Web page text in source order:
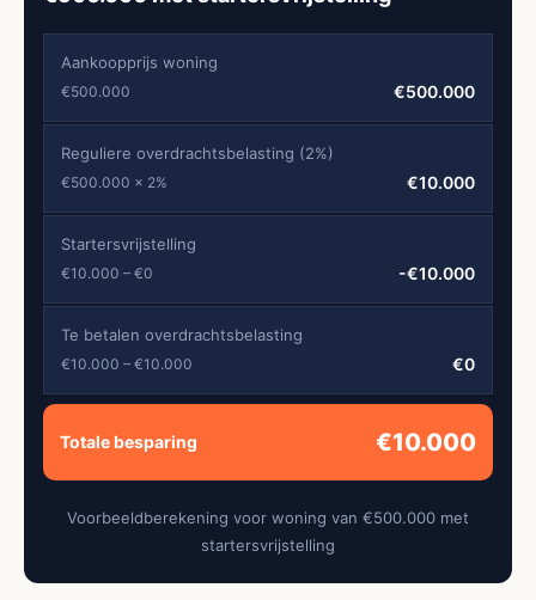
Aankoopprijs woning
€500.000 €500.000
Reguliere overdrachtsbelasting (2%)
€500.000 × 2% €10.000
Startersvrijstelling
€10.000 – €0 -€10.000
Te betalen overdrachtsbelasting
€10.000 – €10.000 €0
Totale besparing €10.000
Voorbeeldberekening voor woning van €500.000 met
startersvrijstelling